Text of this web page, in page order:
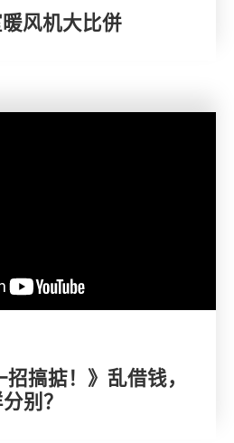
风机大比併
招搞掂！》乱借钱，
别？